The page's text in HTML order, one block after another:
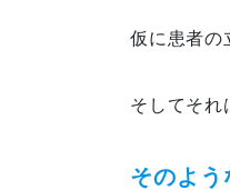
仮に患者の
そしてそれ
そのよう